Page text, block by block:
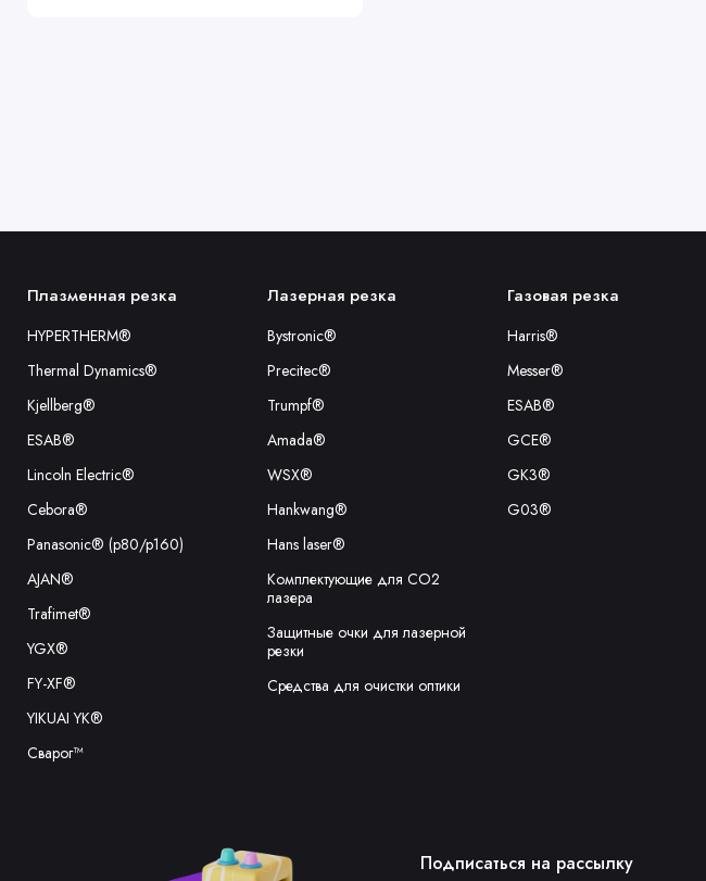
Плазменная резка
HYPERTHERM®
Thermal Dynamics®
Kjellberg®
ESAB®
Lincoln Electric®
Cebora®
Panasonic® (p80/p160)
AJAN®
Trafimet®
YGX®
FY-XF®
YIKUAI YK®
Сварог™
Лазерная резка
Bystronic®
Precitec®
Trumpf®
Amada®
WSX®
Hankwang®
Hans laser®
Комплектующие для CO2
лазера
Защитные очки для лазерной
резки
Средства для очистки оптики
Газовая резка
Harris®
Messer®
ESAB®
GCE®
GK3®
G03®
Подписаться на рассылку